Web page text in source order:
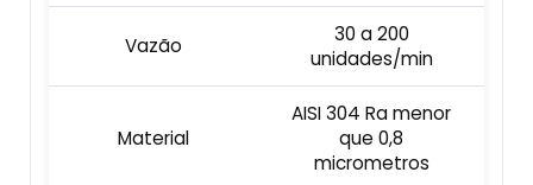
Seladora Contínua Com Datador
Maquina Contadora
Seladora Rotativa Contínua
Máquina Datadora Automática
Datador De Potes Tampas E Rótulos
Manutenção De Datador De Caixa
Vazão
30 a 200
unidades/min
Material
AISI 304 Ra menor
que 0,8
micrometros